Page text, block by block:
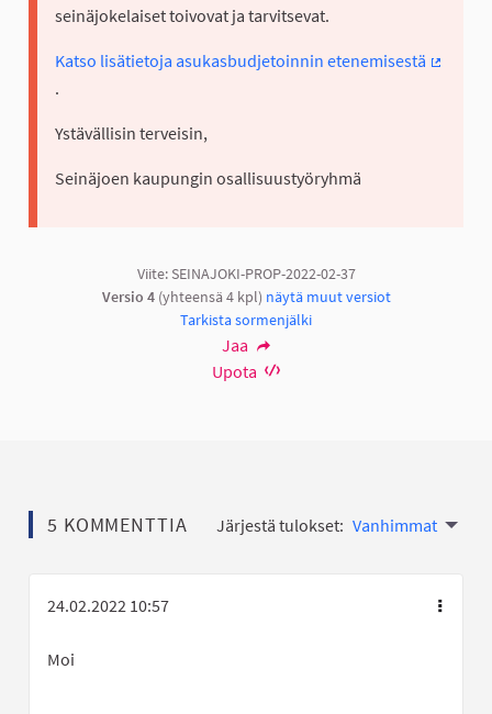
seinäjokelaiset toivovat ja tarvitsevat.
Katso lisätietoja asukasbudjetoinnin etenemisestä
.
Ystävällisin terveisin,
Seinäjoen kaupungin osallisuustyöryhmä
Viite: SEINAJOKI-PROP-2022-02-37
Versio 4(yhteensä 4 kpl) näytä muut versiot
Tarkista sormenjälki
Jaa
Upota
5 KOMMENTTIA Järjestä tulokset: Vanhimmat
24.02.2022 10:57
Moi